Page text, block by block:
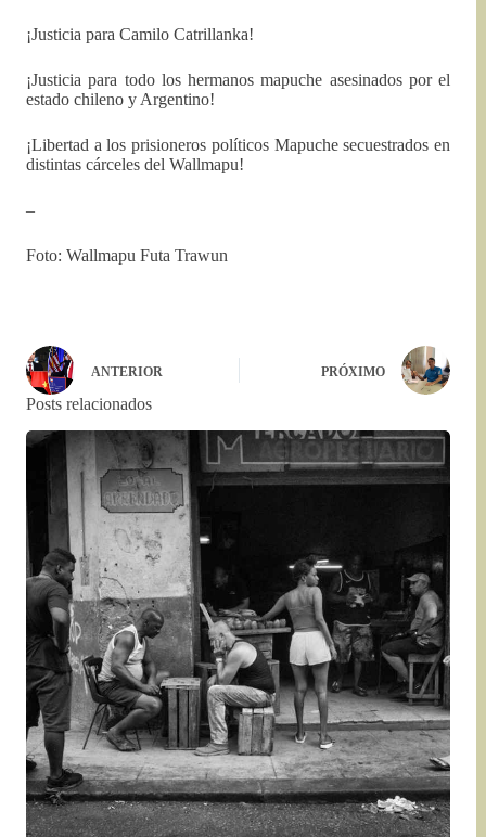
¡Justicia para Camilo Catrillanka!
¡Justicia para todo los hermanos mapuche asesinados por el
estado chileno y Argentino!
¡Libertad a los prisioneros políticos Mapuche secuestrados en
distintas cárceles del Wallmapu!
–
Foto: Wallmapu Futa Trawun
ANTERIOR PRÓXIMO
Posts relacionados